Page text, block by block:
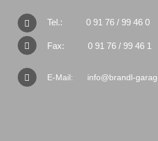
Tel.: 0 91 76 / 99 46 0
Fax: 0 91 76 / 99 46 1
E-Mail: info@brandl-